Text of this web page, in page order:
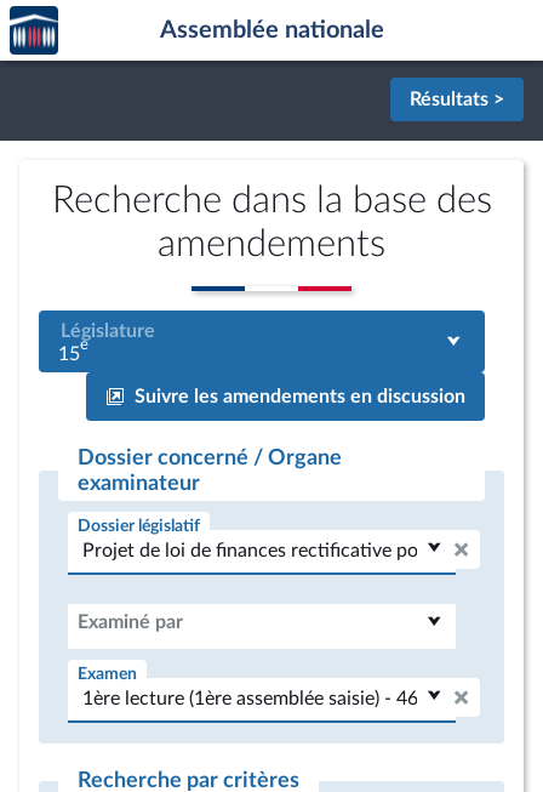
Aller au contenu
Aller en bas de la page
Accèder
à la
page
Assemblée nationale
Résultats >
Recherche dans la base des
amendements
Législature
15e
Suivre les amendements en discussion
Dossier concerné / Organe
examinateur
Dossier législatif
Examiné par
Examen
Recherche par critères